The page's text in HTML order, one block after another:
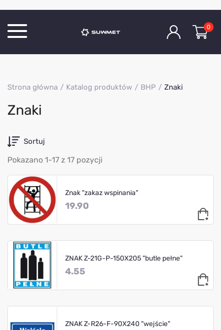
O Firmie
Aktualności
0
Strona główna Katalog produktów BHP Znaki
Znaki
Sortuj
Pokazano 1-17 z 17 pozycji
Znak "zakaz wspinania"
19.90
ZNAK Z-21G-P-150X205 "butle pełne"
4.55
ZNAK Z-R26-F-90X240 "wejście"